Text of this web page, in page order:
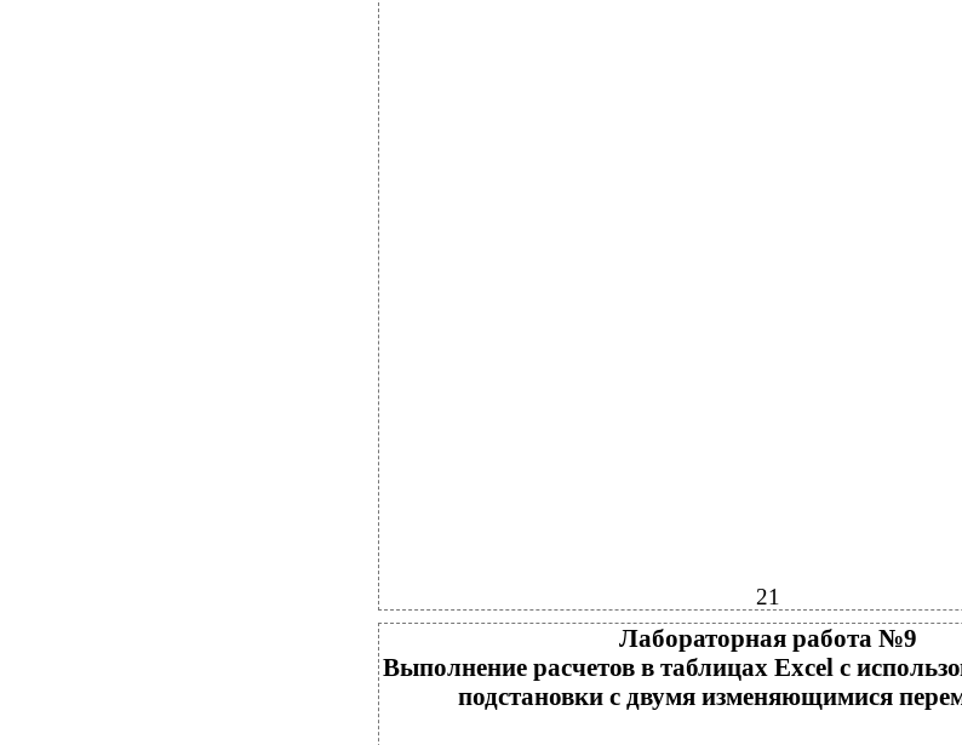
21
Лабораторная работа №9
Выполнение расчетов в таблицах Excel с
подстановки с двумя изменяющимися